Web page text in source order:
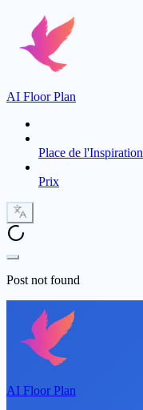
AI Floor Plan
Place de l'Inspiration
Prix
Post not found
AI Floor Plan